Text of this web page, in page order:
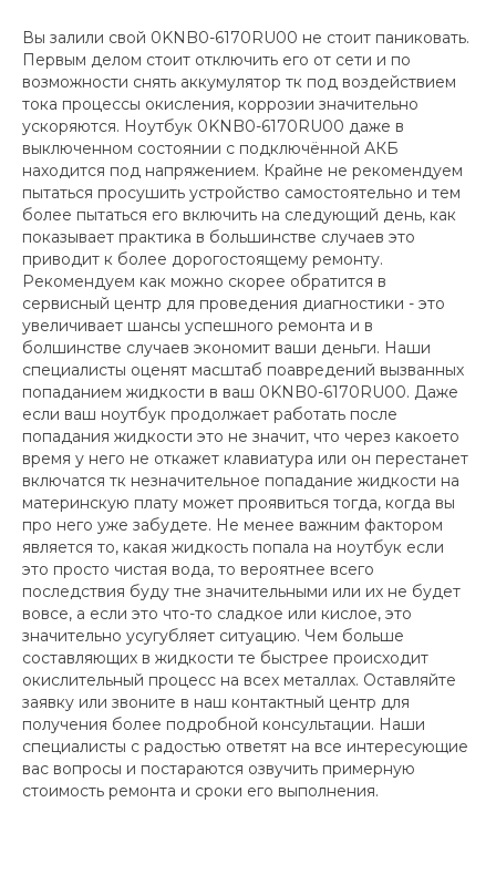
Вы залили свой 0KNB0-6170RU00 не стоит паниковать.
Первым делом стоит отключить его от сети и по
возможности снять аккумулятор тк под воздействием
тока процессы окисления, коррозии значительно
ускоряются. Ноутбук 0KNB0-6170RU00 даже в
выключенном состоянии с подключённой АКБ
находится под напряжением. Крайне не рекомендуем
пытаться просушить устройство самостоятельно и тем
более пытаться его включить на следующий день, как
показывает практика в большинстве случаев это
приводит к более дорогостоящему ремонту.
Рекомендуем как можно скорее обратится в
сервисный центр для проведения диагностики - это
увеличивает шансы успешного ремонта и в
болшинстве случаев экономит ваши деньги. Наши
специалисты оценят масштаб поавредений вызванных
попаданием жидкости в ваш 0KNB0-6170RU00. Даже
если ваш ноутбук продолжает работать после
попадания жидкости это не значит, что через какоето
время у него не откажет клавиатура или он перестанет
включатся тк незначительное попадание жидкости на
материнскую плату может проявиться тогда, когда вы
про него уже забудете. Не менее важним фактором
является то, какая жидкость попала на ноутбук если
это просто чистая вода, то вероятнее всего
последствия буду тне значительными или их не будет
вовсе, а если это что-то сладкое или кислое, это
значительно усугубляет ситуацию. Чем больше
составляющих в жидкости те быстрее происходит
окислительный процесс на всех металлах. Оставляйте
заявку или звоните в наш контактный центр для
получения более подробной консультации. Наши
специалисты с радостью ответят на все интересующие
вас вопросы и постараются озвучить примерную
стоимость ремонта и сроки его выполнения.